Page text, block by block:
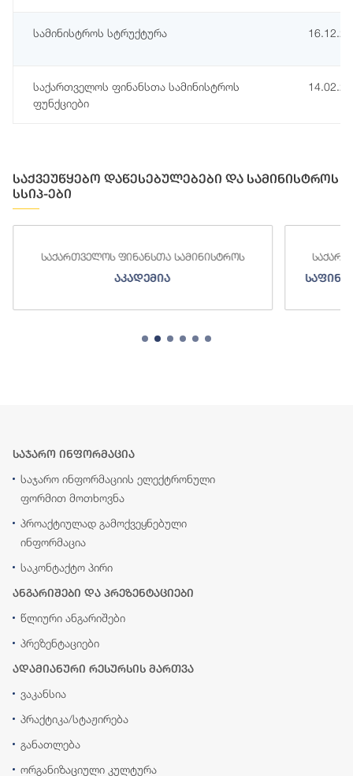
სამინისტროს სტრუქტურა
საქართველოს ფინანსთა სამინისტროს
ფუნქციები
საქვეუწყებო დაწესებულებები და სამინისტროს
სსიპ-ები
საქართველოს ფინანსთა სამინისტროს
აკადემია
საჯარო ინფორმაცია
საჯარო ინფორმაციის ელექტრონული
ფორმით მოთხოვნა
პროაქტიულად გამოქვეყნებული
ინფორმაცია
საკონტაქტო პირი
ანგარიშები და პრეზენტაციები
წლიური ანგარიშები
პრეზენტაციები
ადამიანური რესურსის მართვა
ვაკანსია
პრაქტიკა/სტაჟირება
განათლება
ორგანიზაციული კულტურა